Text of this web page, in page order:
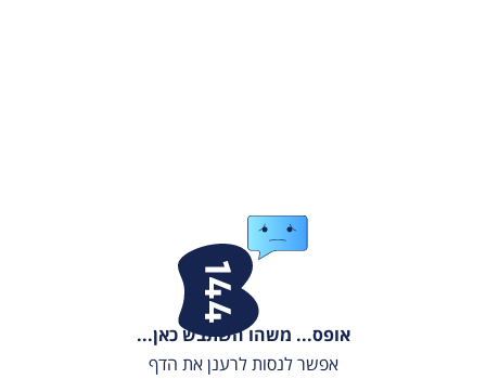
אופס... משהו השתבש כאן...
אפשר לנסות לרענן את הדף